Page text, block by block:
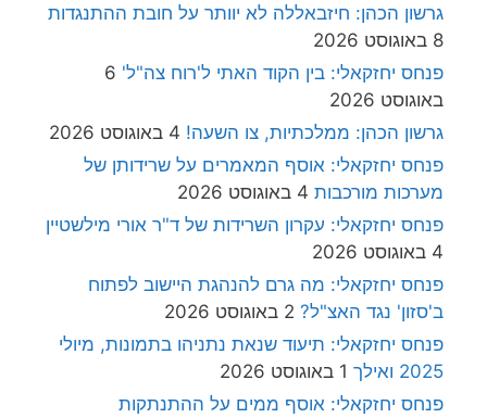
גרשון הכהן: חיזבאללה לא יוותר על חובת ההתנגדות
8 באוגוסט 2026
פנחס יחזקאלי: בין הקוד האתי ל'רוח צה"ל' 6
באוגוסט 2026
גרשון הכהן: ממלכתיות, צו השעה! 4 באוגוסט 2026
פנחס יחזקאלי: אוסף המאמרים על שרידותן של
מערכות מורכבות 4 באוגוסט 2026
פנחס יחזקאלי: עקרון השרידות של ד"ר אורי מילשטיין
4 באוגוסט 2026
פנחס יחזקאלי: מה גרם להנהגת היישוב לפתוח
ב'סזון' נגד האצ"ל? 2 באוגוסט 2026
פנחס יחזקאלי: תיעוד שנאת נתניהו בתמונות, מיולי
2025 ואילך
1 באוגוסט 2026
פנחס יחזקאלי: אוסף ממים על ההתנתקות